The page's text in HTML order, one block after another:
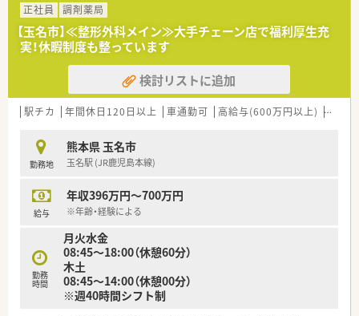
【募集背景と求める人物像について】
■患者様へのサービス向上と健康サポート機能の強化を目的と
して、組織の活性化を図るために新たな正社員を急募しておりま
す。
■周囲との円滑なコミュニケーションを大切にしながら、かかり
つけ薬剤師の取得などにも前向きに取り組める方を求めていま
す。
■40代までのベテラン層から若手まで幅広く歓迎しており、店
す。
【法人特徴について】
域に密着した健康相談の窓口として厚い信頼を得ている法人で
す。
経営基盤と充実した福利厚生制度を両立させているのが特徴で
す。
■全店舗で「健康サポート薬局」の認可取得を目指す方針を掲げ
ており、薬局の社会的価値を高める取り組みに注力しています。
正社員 調剤薬局
【玉名市】≪整形外科メイン≫大手チェーン店で福利厚生充
実！休暇制度も整っています
検討リストに追加
駅チカ 年間休日120日以上 車通勤可 高給与(600万円以上) 住宅
勤務地
熊本県 玉名市
玉名駅 (JR鹿児島本線)
給与
年収396万円～700万円
※年齢・経験による
勤務
時間
月火水金
08:45～18:00（休憩60分）
木土
08:45～14:00（休憩00分）
※週40時間シフト制